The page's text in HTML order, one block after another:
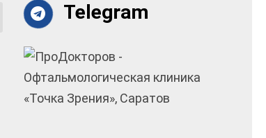
Telegram